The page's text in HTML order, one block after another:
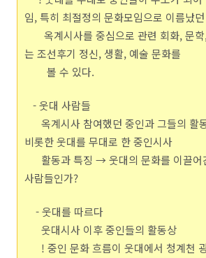
임, 특히 최절정의 문화모임으로 이름났던
옥계시사를 중심으로 관련 회화, 문학
는 조선후기 정신, 생활, 예술 문화를
볼 수 있다.
- 웃대 사람들
옥계시사 참여했던 중인과 그들의 활
비롯한 웃대를 무대로 한 중인시사
활동과 특징 → 웃대의 문화를 이끌어
사람들인가?
- 웃대를 따르다
웃대시사 이후 중인들의 활동상
! 중인 문화 흐름이 웃대에서 청계천